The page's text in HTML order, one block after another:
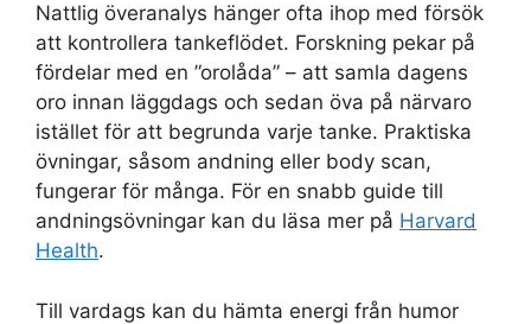
Nattlig överanalys hänger ofta ihop med försök
att kontrollera tankeflödet. Forskning pekar på
fördelar med en ”orolåda” – att samla dagens
oro innan läggdags och sedan öva på närvaro
istället för att begrunda varje tanke. Praktiska
övningar, såsom andning eller body scan,
fungerar för många. För en snabb guide till
andningsövningar kan du läsa mer på Harvard
Health.
Till vardags kan du hämta energi från humor